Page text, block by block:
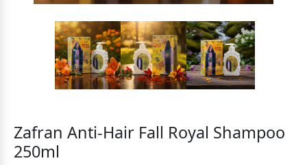
Zafran Anti-Hair Fall Royal Shampoo
250ml